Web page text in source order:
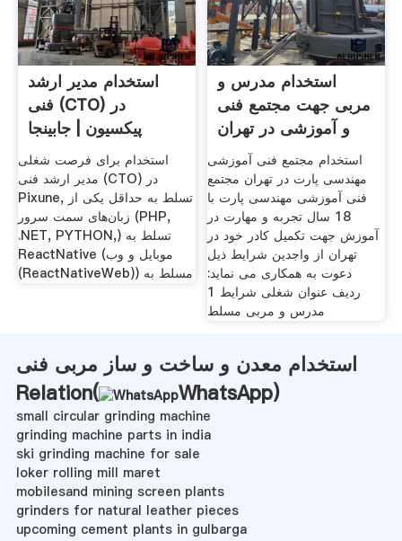
استخدام مدیر ارشد
فنی (CTO) در
پیکسیون | جابینجا
استخدام برای فرصت شغلی
مدیر ارشد فنی (CTO) در
Pixune, تسلط به حداقل یکی از
زبان‌های سمت سرور (PHP,
.NET, PYTHON,) تسلط به
ReactNative (موبایل و وب
(ReactNativeWeb)) مسلط به
استخدام مدرس و
مربی جهت مجتمع فنی
و آموزشی در تهران
استخدام مجتمع فنی آموزشی
مهندسی پارت در تهران مجتمع
فنی آموزشی مهندسی پارت با
18 سال تجربه و مهارت در
آموزش جهت تکمیل کادر خود در
تهران از واجدین شرایط ذیل
دعوت به همکاری می نماید:
ردیف عنوان شغلی شرایط 1
مدرس و مربی مسلط
استخدام معدن و ساخت و ساز مربی فنی
Relation(
WhatsApp)
small circular grinding machine
grinding machine parts in india
ski grinding machine for sale
loker rolling mill maret
mobilesand mining screen plants
grinders for natural leather pieces
upcoming cement plants in gulbarga